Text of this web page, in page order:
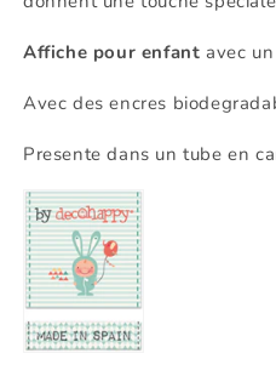
Affiche pour enfant avec
Avec des encres
Presente dans un tube en